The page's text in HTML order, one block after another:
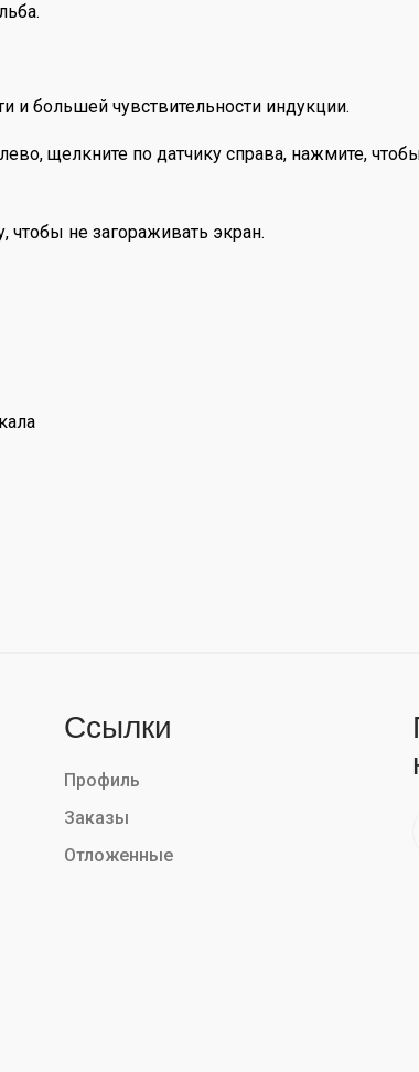
и большей чувствительности индукции.
щелкните по датчику справа, нажмите,
чтобы не загораживать экран.
Ссылки
Профиль
Заказы
Отложенные